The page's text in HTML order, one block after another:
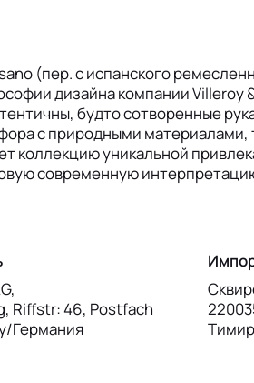
(пер. с испанского
дизайна компании Villeroy
будто сотворенные
с природными материалами,
коллекцию уникальной
современную
Riffstr: 46, Postfach
Германия